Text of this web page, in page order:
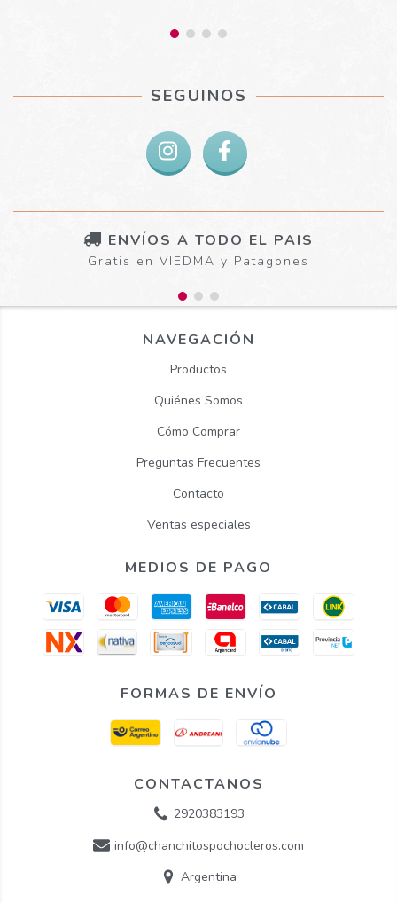
SEGUINOS
ENVÍOS A TODO EL PAIS
Gratis en VIEDMA y Patagones
NAVEGACIÓN
Productos
Quiénes Somos
Cómo Comprar
Preguntas Frecuentes
Contacto
Ventas especiales
MEDIOS DE PAGO
FORMAS DE ENVÍO
CONTACTANOS
2920383193
info@chanchitospochocleros.com
Argentina